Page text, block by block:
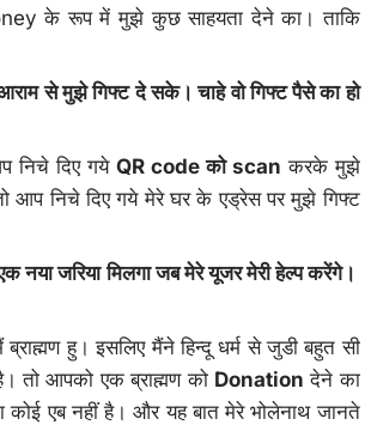
के रूप में मुझे कुछ साहयता देने का। ताकि
से मुझे गिफ्ट दे सके। चाहे वो गिफ्ट पैसे का हो
निचे दिए गयेQR code को scan करके मुझे
आप निचे दिए गये मेरे घर के एड्रेस पर मुझे गिफ्ट
नया जरिया मिलगा जब मेरे यूजर मेरी हेल्प करेंगे।
हु। इसलिए मैंने हिन्दू धर्म से जुडी बहुत सी
तो आपको एक ब्राह्मण को Donation देने का
कोई एब नहीं है। और यह बात मेरे भोलेनाथ जानते